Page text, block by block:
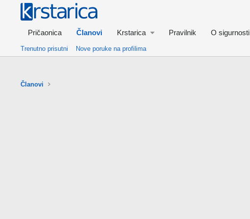
Pričaonica Članovi Krstarica Pravilnik O sigurnosti
Trenutno prisutni Nove poruke na profilima
Članovi